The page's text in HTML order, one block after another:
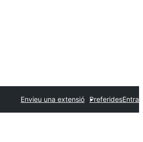
Envieu una extensió PreferidesEntra